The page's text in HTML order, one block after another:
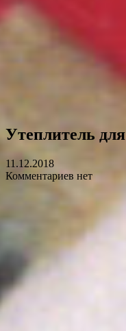
Утеплитель
11.12.2018
Комментариев нет